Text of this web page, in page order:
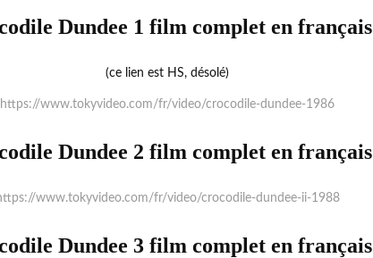
Dundee 1 film complet en français
(ce lien est HS, désolé)
https://www.tokyvideo.com/fr/video/crocodile-dundee-1986
Dundee 2 film complet en français
www.tokyvideo.com/fr/video/crocodile-dundee-ii-1988
Dundee 3 film complet en français